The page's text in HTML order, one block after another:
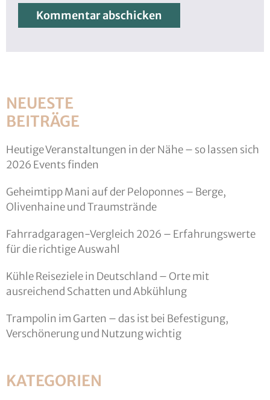
NEUESTE
BEITRÄGE
Heutige Veranstaltungen in der Nähe – so lassen sich
2026 Events finden
Geheimtipp Mani auf der Peloponnes – Berge,
Olivenhaine und Traumstrände
Fahrradgaragen-Vergleich 2026 – Erfahrungswerte
für die richtige Auswahl
Kühle Reiseziele in Deutschland – Orte mit
ausreichend Schatten und Abkühlung
Trampolin im Garten – das ist bei Befestigung,
Verschönerung und Nutzung wichtig
KATEGORIEN